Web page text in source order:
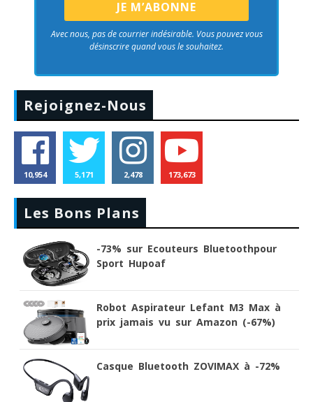
Avec nous, pas de courrier indésirable. Vous pouvez vous
désinscrire quand vous le souhaitez.
Rejoignez-Nous
10,954 5,171 2,478 173,673
Les Bons Plans
-73% sur Ecouteurs Bluetoothpour
Sport Hupoaf
Robot Aspirateur Lefant M3 Max à
prix jamais vu sur Amazon (-67%)
Casque Bluetooth ZOVIMAX à -72%